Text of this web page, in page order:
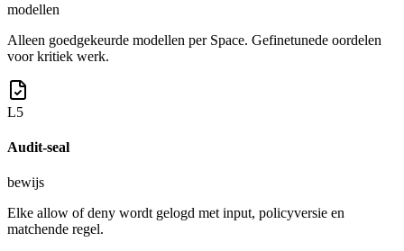
modellen
Alleen goedgekeurde modellen per Space. Gefinetunede oordelen
voor kritiek werk.
L5
Audit-seal
bewijs
Elke allow of deny wordt gelogd met input, policyversie en
matchende regel.